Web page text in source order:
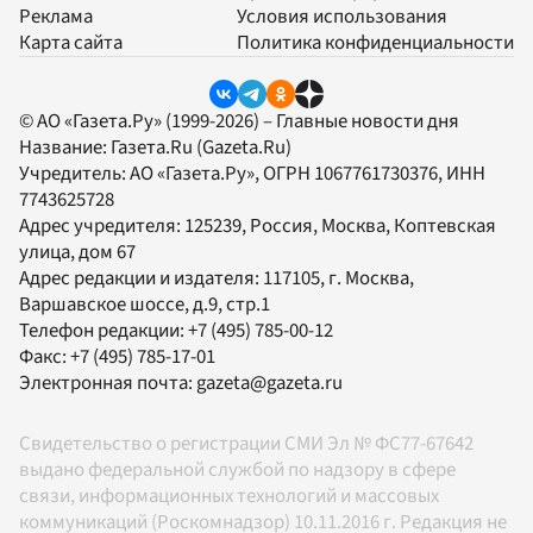
Реклама
Карта сайта
Условия использования
Политика конфиденциальности
© АО «Газета.Ру» (1999-2026) – Главные новости дня
Название: Газета.Ru (Gazeta.Ru)
Учредитель:АО «Газета.Ру», ОГРН 1067761730376, ИНН
7743625728
Адрес учредителя: 125239, Россия, Москва, Коптевская
улица, дом 67
Адрес редакции и издателя: 117105, г. Москва,
Варшавское шоссе, д.9, стр.1
Телефон редакции:+7 (495) 785-00-12
Факс:+7 (495) 785-17-01
Электронная почта:gazeta@gazeta.ru
Свидетельство о регистрации СМИ Эл № ФС77-67642
выдано федеральной службой по надзору в сфере
связи, информационных технологий и массовых
коммуникаций (Роскомнадзор) 10.11.2016 г. Редакция не